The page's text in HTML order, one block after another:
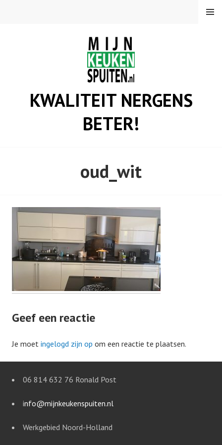
KWALITEIT NERGENS
BETER!
MENU
oud_wit
Geef een reactie
Je moet ingelogd zijn op om een reactie te plaatsen.
06 814 632 76 Ronald Post
info@mijnkeukenspuiten.nl
Werkgebied Noord-Holland